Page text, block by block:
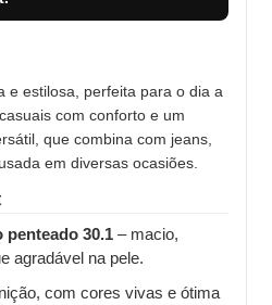
e estilosa, perfeita para o dia a
com conforto e um
que combina com jeans,
em diversas ocasiões.
penteado 30.1 – macio,
agradável na pele.
com cores vivas e ótima